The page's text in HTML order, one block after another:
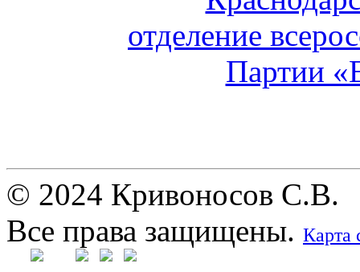
© 2024 Кривоносов С.В.
Все права защищены. Карта